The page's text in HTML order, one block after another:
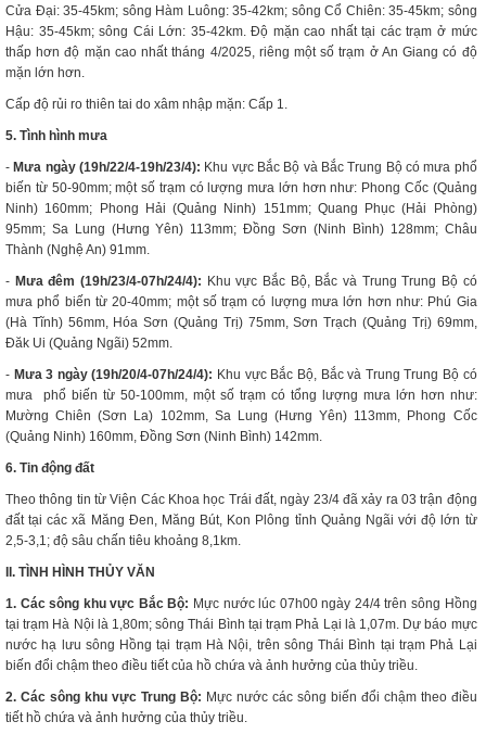
Cửa Đại: 35-45km; sông Hàm Luông: 35-42km; sông Cổ Chiên: 35-45km; sông
Hậu: 35-45km; sông Cái Lớn: 35-42km. Độ mặn cao nhất tại các trạm ở mức
thấp hơn độ mặn cao nhất tháng 4/2025, riêng một số trạm ở An Giang có độ
mặn lớn hơn.
Cấp độ rủi ro thiên tai do xâm nhập mặn: Cấp 1.
5. Tình hình mưa
-Mưa ngày (19h/22/4-19h/23/4): Khu vực Bắc Bộ và Bắc Trung Bộ có mưa phổ
biến từ 50-90mm; một số trạm có lượng mưa lớn hơn như: Phong Cốc (Quảng
Ninh) 160mm; Phong Hải (Quảng Ninh) 151mm; Quang Phục (Hải Phòng)
95mm; Sa Lung (Hưng Yên) 113mm; Đồng Sơn (Ninh Bình) 128mm; Châu
Thành (Nghệ An) 91mm.
- Mưa đêm (19h/23/4-07h/24/4): Khu vực Bắc Bộ, Bắc và Trung Trung Bộ có
mưa phổ biến từ 20-40mm; một số trạm có lượng mưa lớn hơn như: Phú Gia
(Hà Tĩnh) 56mm, Hóa Sơn (Quảng Trị) 75mm, Sơn Trạch (Quảng Trị) 69mm,
Đăk Ui (Quảng Ngãi) 52mm.
- Mưa 3 ngày (19h/20/4-07h/24/4): Khu vực Bắc Bộ, Bắc và Trung Trung Bộ có
mưa phổ biến từ 50-100mm, một số trạm có tổng lượng mưa lớn hơn như:
Mường Chiên (Sơn La) 102mm, Sa Lung (Hưng Yên) 113mm, Phong Cốc
(Quảng Ninh) 160mm, Đồng Sơn (Ninh Bình) 142mm.
6. Tin động đất
Theo thông tin từ Viện Các Khoa học Trái đất, ngày 23/4 đã xảy ra 03 trận động
đất tại các xã Măng Đen, Măng Bút, Kon Plông tỉnh Quảng Ngãi với độ lớn từ
2,5-3,1; độ sâu chấn tiêu khoảng 8,1km.
II. TÌNH HÌNH THỦY VĂN
1. Các sông khu vực Bắc Bộ: Mực nước lúc 07h00 ngày 24/4 trên sông Hồng
tại trạm Hà Nội là 1,80m; sông Thái Bình tại trạm Phả Lại là 1,07m. Dự báo mực
nước hạ lưu sông Hồng tại trạm Hà Nội, trên sông Thái Bình tại trạm Phả Lại
biến đổi chậm theo điều tiết của hồ chứa và ảnh hưởng của thủy triều.
2. Các sông khu vực Trung Bộ: Mực nước các sông biến đổi chậm theo điều
tiết hồ chứa và ảnh hưởng của thủy triều.